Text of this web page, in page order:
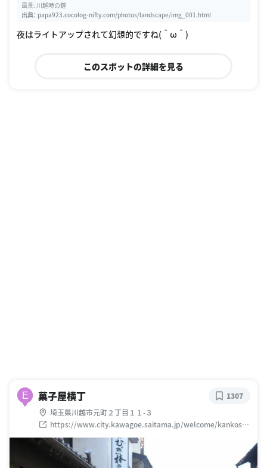
風景: 川越時の鐘
出典： papa923.cocolog-nifty.com/photos/landscape/img_001.html
夜はライトアップされて幻想的ですね(＾ω＾)
このスポットの詳細を見る
E 菓子屋横丁
埼玉県川越市元町２丁目１１-３
https://www.city.kawagoe.saitama.jp/welcome/kankosp
ot/kurazukurizone/kashiya.html
1307